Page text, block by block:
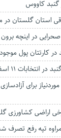
کاووس
در اینچه
در کارتتان پول
۱۱ اسفند نماینده دارند
موردنیاز برای
کشاورزی